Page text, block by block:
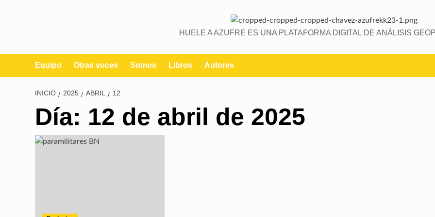
HUELE A AZUFRE ES UNA PLATAFORMA DIGITAL DE ANÁLISIS
Equipo Otras voces Somos Libros Autores
INICIO 2025 ABRIL 12
Día: 12 de abril de 2025